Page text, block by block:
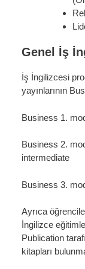
Genel İş
İş İngilizcesi
yayınlarının
Business 1.
Business 2.
intermediate
Business 3.
Ayrıca
İngilizce
Publication
kitapları